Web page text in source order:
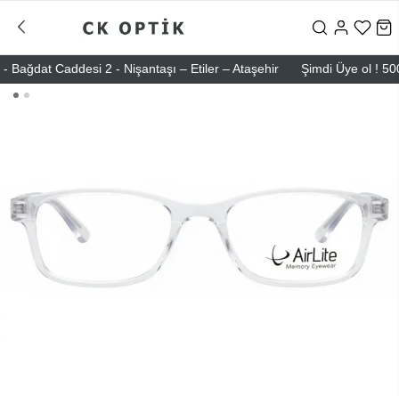
Caddesi 2 - Nişantaşı – Etiler – Ataşehir Şimdi Üye ol ! 5000